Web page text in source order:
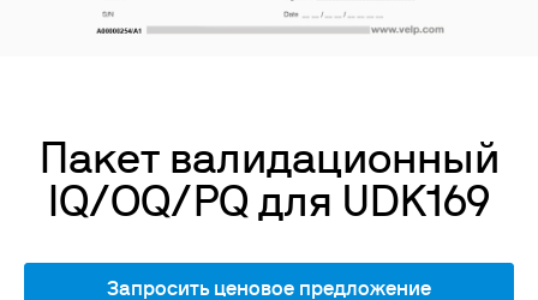
Пакет валидационный
IQ/OQ/PQ для UDK169
Запросить ценовое предложение